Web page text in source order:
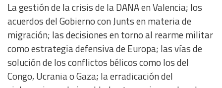
La gestión de la crisis de la DANA en Valencia; los
acuerdos del Gobierno con Junts en materia de
migración; las decisiones en torno al rearme militar
como estrategia defensiva de Europa; las vías de
solución de los conflictos bélicos como los del
Congo, Ucrania o Gaza; la erradicación del